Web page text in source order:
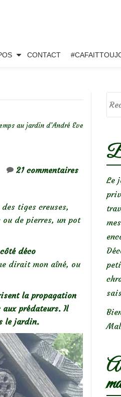
CONTACT
au jardin d’André Eve
21 commentaires
tiges creuses,
de pierres, un pot
côté déco
dirait mon aîné, ou
la propagation
prédateurs. Il
le jardin.
Le